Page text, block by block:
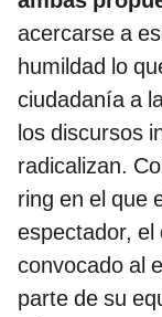
acercarse a
humildad lo
ciudadanía a
los discursos
radicalizan.
ring en el que
espectador, el
convocado al
parte de su